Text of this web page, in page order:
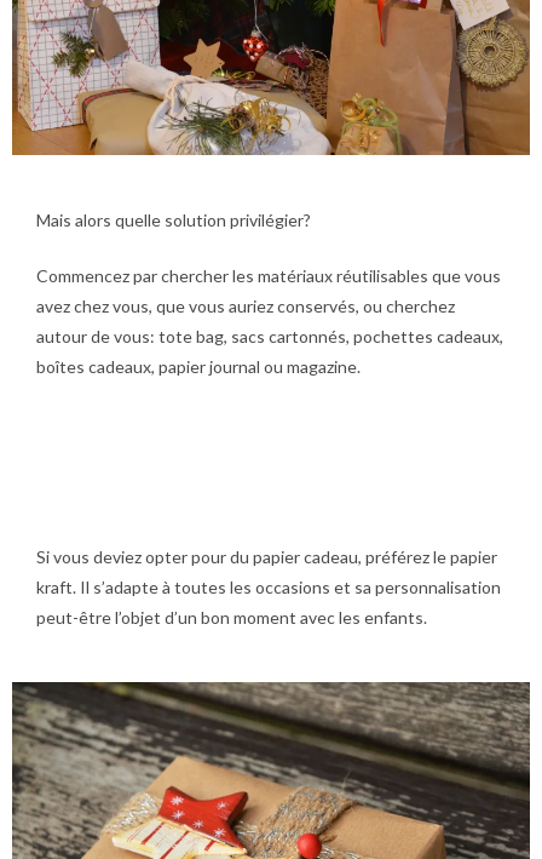
Mais alors quelle solution privilégier?
Commencez par chercher les matériaux réutilisables que vous
avez chez vous, que vous auriez conservés, ou cherchez
autour de vous: tote bag, sacs cartonnés, pochettes cadeaux,
boîtes cadeaux, papier journal ou magazine.
Si vous deviez opter pour du papier cadeau, préférez le papier
kraft. Il s’adapte à toutes les occasions et sa personnalisation
peut-être l’objet d’un bon moment avec les enfants.